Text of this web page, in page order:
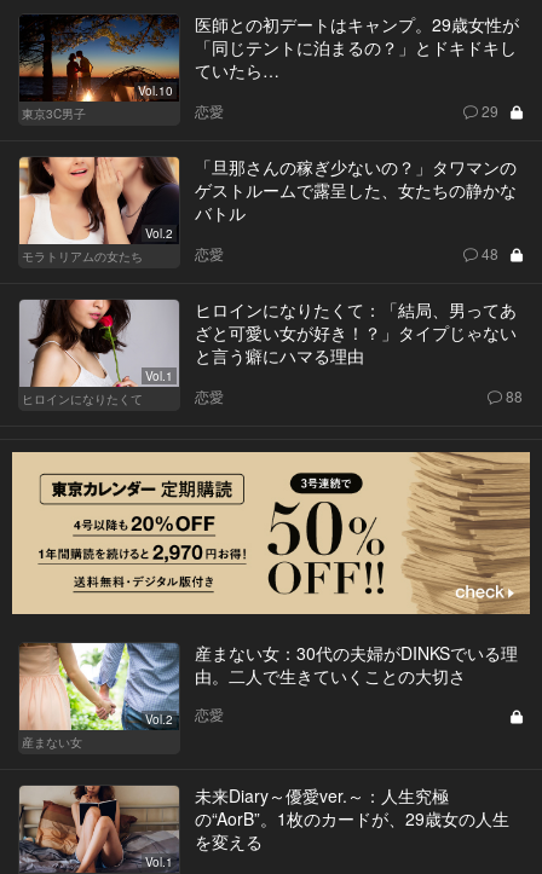
Vol.10
東京3C男子
医師との初デートはキャンプ。29歳女性が
「同じテントに泊まるの？」とドキドキし
ていたら…
恋愛 29
Vol.2
モラトリアムの女たち
「旦那さんの稼ぎ少ないの？」タワマンの
ゲストルームで露呈した、女たちの静かな
バトル
恋愛 48
Vol.1
ヒロインになりたくて
ヒロインになりたくて：「結局、男ってあ
ざと可愛い女が好き！？」タイプじゃない
と言う癖にハマる理由
恋愛 88
Vol.2
産まない女
産まない女：30代の夫婦がDINKSでいる理
由。二人で生きていくことの大切さ
恋愛
Vol.1
未来Diary～優愛ver.～：人生究極
の“AorB”。1枚のカードが、29歳女の人生
を変える